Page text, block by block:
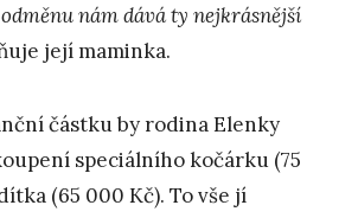
nám dává ty nejkrásnější
její maminka.
částku by rodina Elenky
speciálního kočárku (75
(65 000 Kč). To vše jí